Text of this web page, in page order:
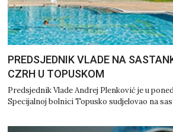
PREDSJEDNIK VLADE NA
CZRH U TOPUSKOM
Predsjednik Vlade Andrej Plenković je u
Specijalnoj bolnici Topusko sudjelovao na